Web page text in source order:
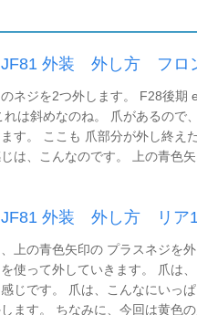
JF81 外装 外し方 フロ
ネジを2つ外します。 F28後期
れは斜めなのね。 爪があるので
す。 ここも 爪部分が外し終え
は、こんなのです。 上の青色
JF81 外装 外し方 リア
上の青色矢印の プラスネジを
使って外していきます。 爪は
じです。 爪は、こんなにいっ
ます。 ちなみに、今回は黄色